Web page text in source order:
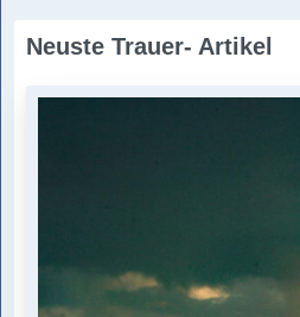
Neuste Trauer- Artikel